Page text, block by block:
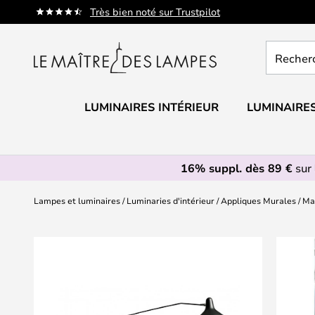
Très bien noté sur Trustpilot
Allez
au
un
LUMINAIRES INTÉRIEUR
16% suppl. dès 89 €sur
Lampes et luminaires Luminaries d'intérieur Appliques Murales